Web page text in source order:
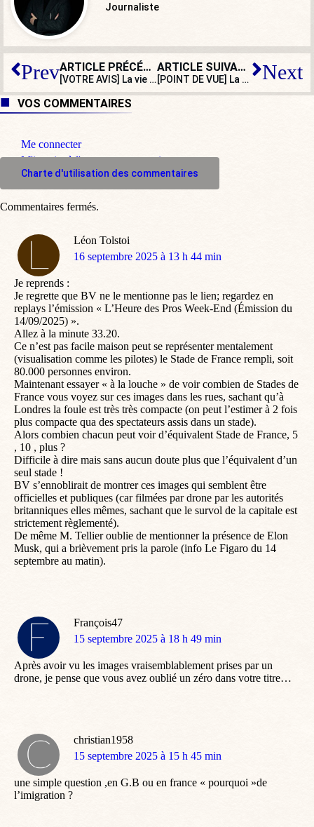
Journaliste
Prev ARTICLE PRÉCÉDENT
[VOTRE AVIS] La vie des influenceurs de droite français est-elle menacée ?
ARTICLE SUIVANT
[POINT DE VUE] La Pologne de Tusk de plus en plus ouverte aux migrants illégaux Next
VOS COMMENTAIRES
Me connecter
M'inscrire à l'espace commentaire
Charte d'utilisation des commentaires
Léon Tolstoi
dit
16 septembre 2025 à 13 h 44 min
Je reprends :
Je regrette que BV ne le mentionne pas le lien; regardez en
replays l’émission « L’Heure des Pros Week-End (Émission du
14/09/2025) ».
Allez à la minute 33.20.
Ce n’est pas facile maison peut se représenter mentalement
(visualisation comme les pilotes) le Stade de France rempli, soit
80.000 personnes environ.
Maintenant essayer « à la louche » de voir combien de Stades de
France vous voyez sur ces images dans les rues, sachant qu’à
Londres la foule est très très compacte (on peut l’estimer à 2 fois
plus compacte qua des spectateurs assis dans un stade).
Alors combien chacun peut voir d’équivalent Stade de France, 5
, 10 , plus ?
Difficile à dire mais sans aucun doute plus que l’équivalent d’un
seul stade !
BV s’ennoblirait de montrer ces images qui semblent être
officielles et publiques (car filmées par drone par les autorités
britanniques elles mêmes, sachant que le survol de la capitale est
strictement règlementé).
De même M. Tellier oublie de mentionner la présence de Elon
Musk, qui a brièvement pris la parole (info Le Figaro du 14
septembre au matin).
François47
dit
15 septembre 2025 à 18 h 49 min
Après avoir vu les images vraisemblablement prises par un
drone, je pense que vous avez oublié un zéro dans votre titre…
christian1958
dit
15 septembre 2025 à 15 h 45 min
une simple question ,en G.B ou en france « pourquoi »de
l’imigration ?
Commentaires fermés.